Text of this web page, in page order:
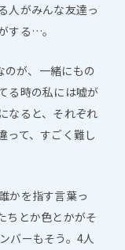
人がみんな友達っ
する…。
のが、一緒にもの
る時の私には嘘が
なると、それぞれ
って、すごく難し
かを指す言葉っ
ちとか色とかがそ
バーもそう。4人